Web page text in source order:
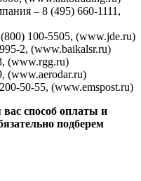
– 8 (495) 660-1111,
100-5505, (www.jde.ru)
2, (www.baikalsr.ru)
(www.rgg.ru)
50-55, (www.emspost.ru)
способ оплаты и
подберем